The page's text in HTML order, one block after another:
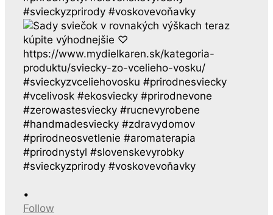
•
Follow